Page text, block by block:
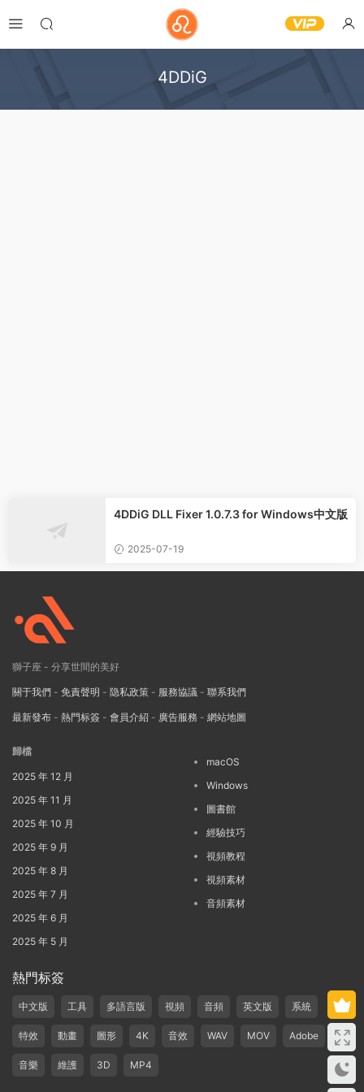
4DDiG
4DDiG DLL Fixer 1.0.7.3 for Windows中文版
2025-07-19
獅子座 - 分享世間的美好
關于我們 - 免責聲明 - 隐私政策 - 服務協議 - 聯系我們
最新發布 - 熱門标簽 - 會員介紹 - 廣告服務 - 網站地圖
歸檔
2025 年 12 月
2025 年 11 月
2025 年 10 月
2025 年 9 月
2025 年 8 月
2025 年 7 月
2025 年 6 月
2025 年 5 月
macOS
Windows
圖書館
經驗技巧
視頻教程
視頻素材
音頻素材
熱門标簽
中文版 工具 多語言版 視頻 音頻 英文版 系統
特效 動畫 圖形 4K 音效 WAV MOV Adobe
音樂 維護 3D MP4